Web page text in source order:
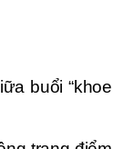
buổi “khoe